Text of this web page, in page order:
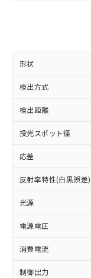
形状
検出方式
検出距離
投光スポット径
応差
反射率特性(白黒誤差)
光源
電源電圧
消費電流
制御出力